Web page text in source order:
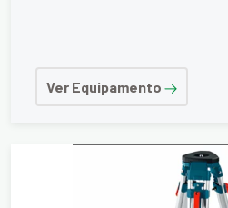
Ver Equipamento